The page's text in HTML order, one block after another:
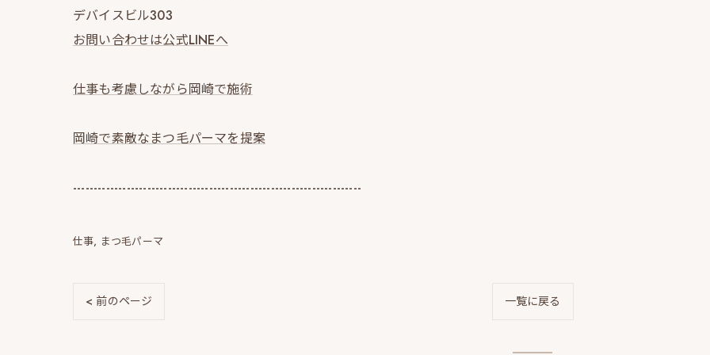
デバイスビル303
お問い合わせは公式LINEへ
仕事も考慮しながら岡崎で施術
岡崎で素敵なまつ毛パーマを提案
----------------------------------------------------------------------
仕事 まつ毛パーマ
< 前のページ 一覧に戻る